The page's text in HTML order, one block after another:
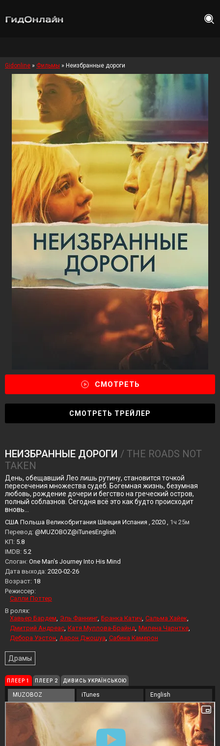
Gidonline » Фильмы » Неизбранные дороги
СМОТРЕТЬ
СМОТРЕТЬ ТРЕЙЛЕР
НЕИЗБРАННЫЕ ДОРОГИ / THE ROADS NOT
TAKEN
День, обещавший Лео лишь рутину, становится точкой
пересечения множества судеб. Богемная жизнь, безумная
любовь, рождение дочери и бегство на греческий остров,
полный соблазнов. Сегодня всё это как будто происходит
вновь…
США Польша Великобритания Швеция Испания , 2020 , 1ч 25м
Перевод: @MUZOBOZ@iTunesEnglish
KП: 5.8
IMDB: 5.2
Слоган: One Man's Journey Into His Mind
Дата выхода: 2020-02-26
Возраст: 18
Режиссер:
Салли Поттер
В ролях:
Хавьер Бардем Эль Фаннинг Бранка Катич Сальма Хайек
Дмитрий Андреас Катя Муллова-Брайнд Милена Чарнтке
Дебора Уэстон Аарон Джошуа Сабина Камерон
Драмы
ПЛЕЕР 1 ПЛЕЕР 2 ДИВИСЬ УКРАЇНСЬКОЮ
MUZOBOZ iTunes English